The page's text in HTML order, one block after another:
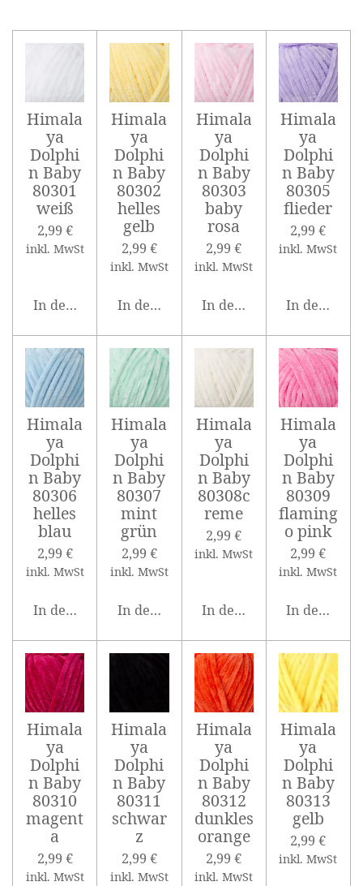
Himala
ya
Dolphi
n Baby
80301
weiß
2,99 €
inkl. MwSt
In den Warenkorb
Himala
ya
Dolphi
n Baby
80302
helles
gelb
2,99 €
inkl. MwSt
In den Warenkorb
Himala
ya
Dolphi
n Baby
80303
baby
rosa
2,99 €
inkl. MwSt
In den Warenkorb
Himala
ya
Dolphi
n Baby
80305
flieder
2,99 €
inkl. MwSt
In den
Himala
ya
Dolphi
n Baby
80306
helles
blau
2,99 €
inkl. MwSt
In den Warenkorb
Himala
ya
Dolphi
n Baby
80307
mint
grün
2,99 €
inkl. MwSt
In den Warenkorb
Himala
ya
Dolphi
n Baby
80308c
reme
2,99 €
inkl. MwSt
In den Warenkorb
Himala
ya
Dolphi
n Baby
80309
flaming
o pink
2,99 €
inkl. MwSt
In den
Himala
ya
Dolphi
n Baby
80310
magent
a
2,99 €
inkl. MwSt
Himala
ya
Dolphi
n Baby
80311
schwar
z
2,99 €
inkl. MwSt
Himala
ya
Dolphi
n Baby
80312
dunkles
orange
2,99 €
inkl. MwSt
Himala
ya
Dolphi
n Baby
80313
gelb
2,99 €
inkl. MwSt